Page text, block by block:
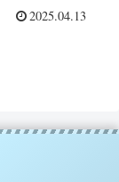
2025.04.13